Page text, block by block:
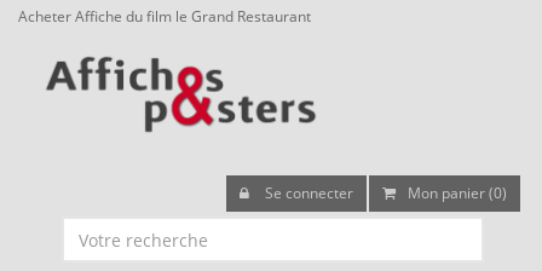
Acheter Affiche du film le Grand Restaurant
Se connecter Mon panier (0)